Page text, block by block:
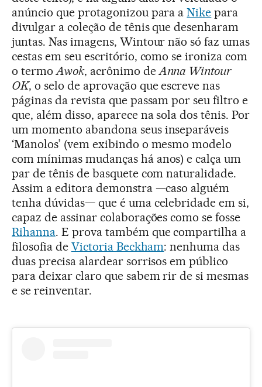
anúncio que protagonizou para aNike para
divulgar a coleção de tênis que desenharam
juntas. Nas imagens, Wintour não só faz umas
cestas em seu escritório, como se ironiza com
o termo Awok, acrônimo de Anna Wintour
OK, o selo de aprovação que escreve nas
páginas da revista que passam por seu filtro e
que, além disso, aparece na sola dos tênis. Por
um momento abandona seus inseparáveis
‘Manolos’ (vem exibindo o mesmo modelo
com mínimas mudanças há anos) e calça um
par de tênis de basquete com naturalidade.
Assim a editora demonstra —caso alguém
tenha dúvidas— que é uma celebridade em si,
capaz de assinar colaborações como se fosse
Rihanna. E prova também que compartilha a
filosofia de Victoria Beckham: nenhuma das
duas precisa alardear sorrisos em público
para deixar claro que sabem rir de si mesmas
e se reinventar.